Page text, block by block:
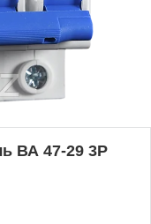
ВА 47-29 3P